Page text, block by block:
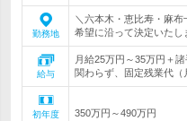
勤務地
＼六本木・恵比寿・麻
希望に沿って決定いた
給与
月給25万円～35万円＋
関わらず、固定残業代（
初年度
350万円～490万円